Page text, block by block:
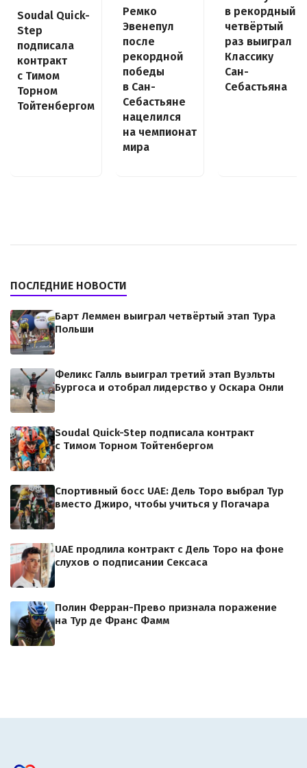
Soudal Quick-
Step
подписала
контракт
с Тимом
Торном
Тойтенбергом
Ремко
Эвенепул
после
рекордной
победы
в Сан-
Себастьяне
нацелился
на чемпионат
мира
в рекордный
четвёртый
раз выиграл
Классику
Сан-
Себастьяна
ПОСЛЕДНИЕ НОВОСТИ
Барт Леммен выиграл четвёртый этап Тура
Польши
Феликс Галль выиграл третий этап Вуэльты
Бургоса и отобрал лидерство у Оскара Онли
Soudal Quick-Step подписала контракт
с Тимом Торном Тойтенбергом
Спортивный босс UAE: Дель Торо выбрал Тур
вместо Джиро, чтобы учиться у Погачара
UAE продлила контракт с Дель Торо на фоне
слухов о подписании Сексаса
Полин Ферран-Прево признала поражение
на Тур де Франс Фамм